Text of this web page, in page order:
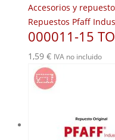
Accesorios y
Repuestos Pfaff
000011-15
1,59 € IVA no incluido